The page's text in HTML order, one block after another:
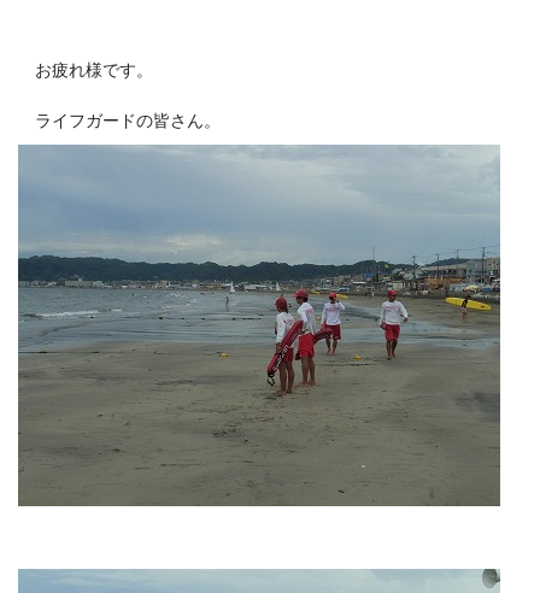
お疲れ様です。
ライフガードの皆さん。